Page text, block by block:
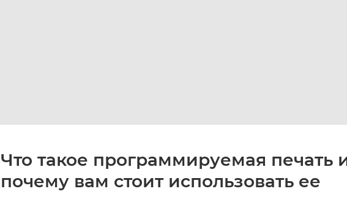
Что такое программируемая печать
почему вам стоит использовать ее